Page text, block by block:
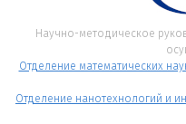
Научно-методическое
Отделение математических
Отделение нанотехнологий и